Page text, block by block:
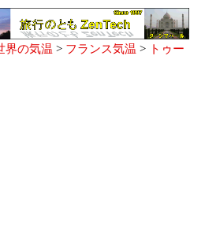
界の気温 > フランス気温 > トゥー